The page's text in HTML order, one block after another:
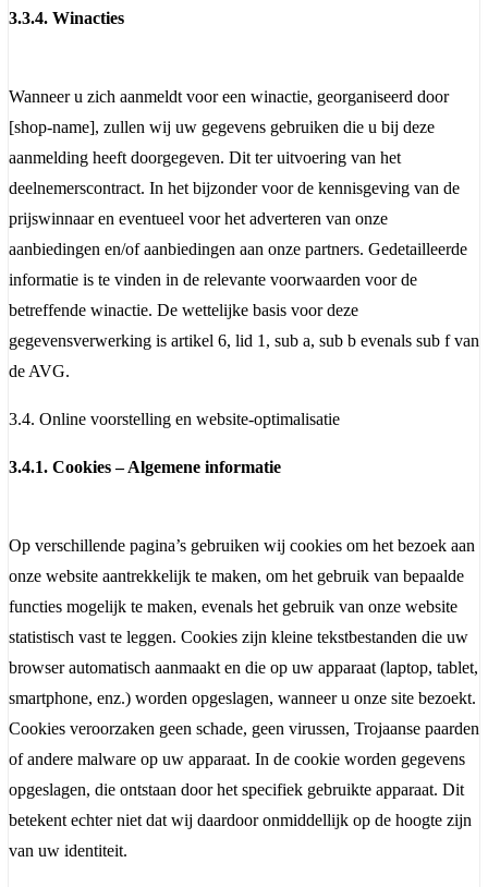
3.3.4. Winacties
Wanneer u zich aanmeldt voor een winactie, georganiseerd door
[shop-name], zullen wij uw gegevens gebruiken die u bij deze
aanmelding heeft doorgegeven. Dit ter uitvoering van het
deelnemerscontract. In het bijzonder voor de kennisgeving van de
prijswinnaar en eventueel voor het adverteren van onze
aanbiedingen en/of aanbiedingen aan onze partners. Gedetailleerde
informatie is te vinden in de relevante voorwaarden voor de
betreffende winactie. De wettelijke basis voor deze
gegevensverwerking is artikel 6, lid 1, sub a, sub b evenals sub f van
de AVG.
3.4. Online voorstelling en website-optimalisatie
3.4.1. Cookies – Algemene informatie
Op verschillende pagina’s gebruiken wij cookies om het bezoek aan
onze website aantrekkelijk te maken, om het gebruik van bepaalde
functies mogelijk te maken, evenals het gebruik van onze website
statistisch vast te leggen. Cookies zijn kleine tekstbestanden die uw
browser automatisch aanmaakt en die op uw apparaat (laptop, tablet,
smartphone, enz.) worden opgeslagen, wanneer u onze site bezoekt.
Cookies veroorzaken geen schade, geen virussen, Trojaanse paarden
of andere malware op uw apparaat. In de cookie worden gegevens
opgeslagen, die ontstaan door het specifiek gebruikte apparaat. Dit
betekent echter niet dat wij daardoor onmiddellijk op de hoogte zijn
van uw identiteit.